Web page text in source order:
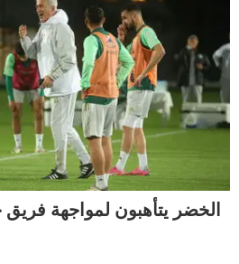
الخضر يتأهبون لمواجهة فريق